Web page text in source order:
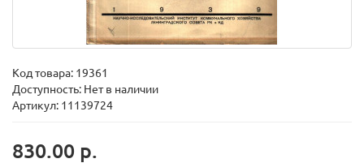
Код товара: 19361
Доступность: Нет в наличии
Артикул: 11139724
830.00 р.